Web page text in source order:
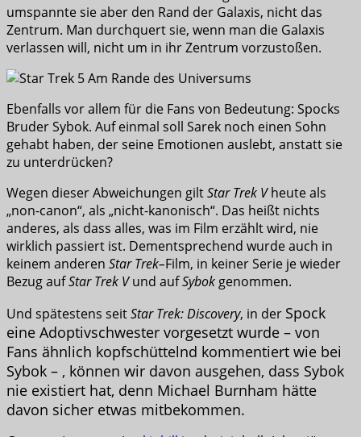
umspannte sie aber den Rand der Galaxis, nicht das
Zentrum. Man durchquert sie, wenn man die Galaxis
verlassen will, nicht um in ihr Zentrum vorzustoßen.
Ebenfalls vor allem für die Fans von Bedeutung: Spocks
Bruder Sybok. Auf einmal soll Sarek noch einen Sohn
gehabt haben, der seine Emotionen auslebt, anstatt sie
zu unterdrücken?
Wegen dieser Abweichungen giltStar Trek Vheute als
„non-canon“, als „nicht-kanonisch“. Das heißt nichts
anderes, als dass alles, was im Film erzählt wird, nie
wirklich passiert ist. Dementsprechend wurde auch in
keinem anderen Star Trek–Film, in keiner Serie je wieder
Bezug aufStar Trek Vund aufSybok genommen.
Und spätestens seitStar Trek: Discovery, in der Spock
eine Adoptivschwester vorgesetzt wurde – von
Fans ähnlich kopfschüttelnd kommentiert wie bei
Sybok – , können wir davon ausgehen, dass Sybok
nie existiert hat, denn Michael Burnham hätte
davon sicher etwas mitbekommen.